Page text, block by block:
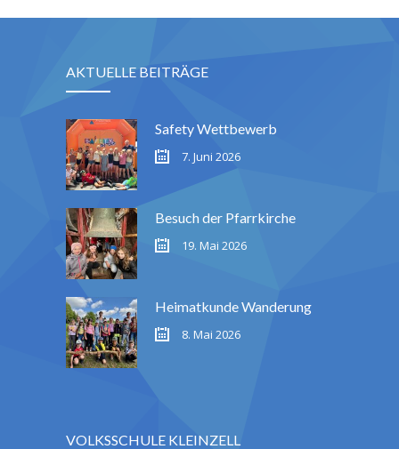
AKTUELLE BEITRÄGE
Safety Wettbewerb
7. Juni 2026
Besuch der Pfarrkirche
19. Mai 2026
Heimatkunde Wanderung
8. Mai 2026
VOLKSSCHULE KLEINZELL